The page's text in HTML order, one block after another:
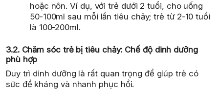
hoặc nôn. Ví dụ, với trẻ dưới 2 tuổi, cho uống
50-100ml sau mỗi lần tiêu chảy; trẻ từ 2-10 tuổi
là 100-200ml.
3.2. Chăm sóc trẻ bị tiêu chảy: Chế độ dinh dưỡng
phù hợp
Duy trì dinh dưỡng là rất quan trọng để giúp trẻ có
sức đề kháng và nhanh phục hồi.